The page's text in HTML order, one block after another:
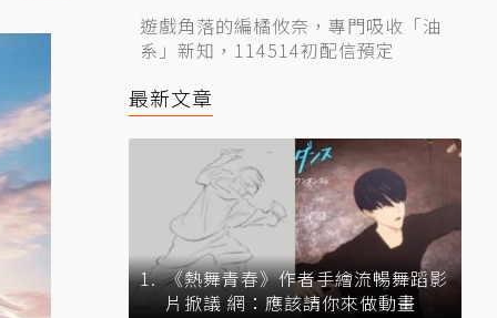
遊戲角落的編橘攸奈，專門吸收「油
系」新知，114514初配信預定
最新文章
《熱舞青春》作者手繪流暢舞蹈影
片掀議 網：應該請你來做動畫